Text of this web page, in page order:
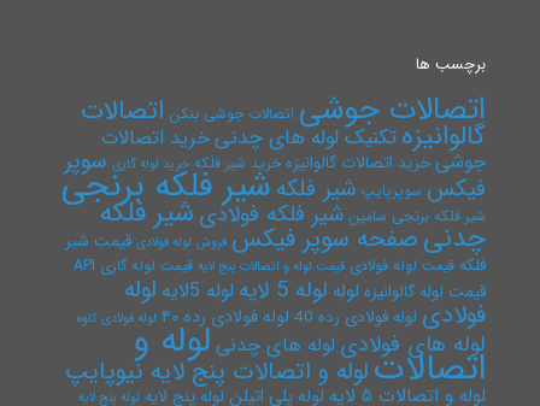
برچسب ها
اتصالات جوشی اتصالات جوشی بنکن اتصالات
گالوانیزهتکنیک لوله های چدنیخرید اتصالات
جوشیخرید اتصالات گالوانیزه خرید شیر فلکه خرید لوله گازی سوپر
فیکس سوپرپایپ شیر فلکه شیر فلکه برنجی
شیر فلکه برنجی سامین شیر فلکه فولادی شیر فلکه
چدنیصفحه سوپر فیکس فروش لوله فولادی قیمت شیر
فلکه قیمت لوله فولادی قیمت لوله و اتصالات پنج لایه قیمت لوله گازی API
قیمت لوله گالوانیزه لوله لوله 5 لایه لوله 5لایه لوله
فولادی لوله فولادی رده 40 لوله فولادی رده ۴۰ لوله فولادی کاوه
لوله های فولادی لوله های چدنی لوله و اتصالاتلوله و اتصالات پنج لایه نیوپایپ
لوله و اتصالات ۵ لایه لوله پلی اتیلن لوله پنج لایه لوله پنج لایه